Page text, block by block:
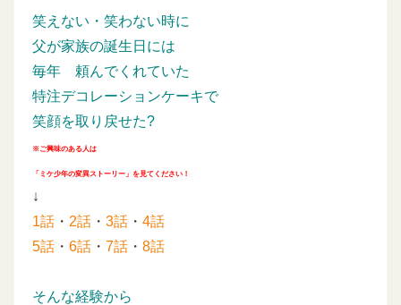
笑えない・笑わない時に
父が家族の誕生日には
毎年 頼んでくれていた
特注デコレーションケーキで
笑顔を取り戻せた?
※ご興味のある人は
「ミケ少年の変異ストーリー」を見てください！
↓
1話 ・ 2話 ・ 3話 ・ 4話
5話 ・ 6話 ・ 7話 ・ 8話
そんな経験から